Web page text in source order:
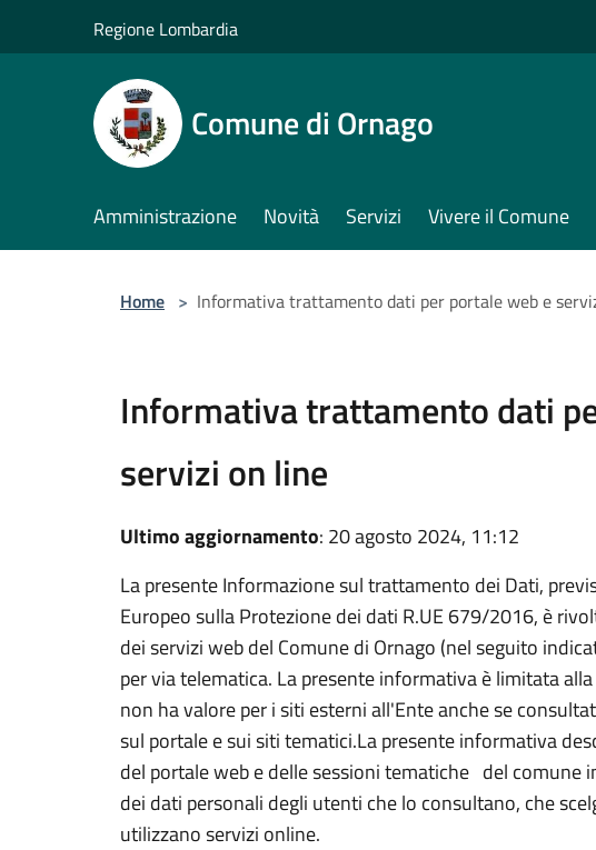
Regione Lombardia
Comune di Ornago
Amministrazione Novità Servizi Vivere il Comune
Home > Informativa trattamento dati per portale web e
Informativa trattamento dati
servizi on line
Ultimo aggiornamento: 20 agosto 2024, 11:12
La presente Informazione sul trattamento dei Dati,
Europeo sulla Protezione dei dati R.UE 679/2016, è
dei servizi web del Comune di Ornago (nel seguito
per via telematica. La presente informativa è limitata
non ha valore per i siti esterni all'Ente anche se
sul portale e sui siti tematici.La presente informativa
del portale web e delle sessioni tematiche del comune
dei dati personali degli utenti che lo consultano, che
utilizzano servizi online.